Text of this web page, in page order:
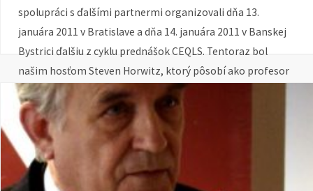
spolupráci s ďalšími partnermi organizovali dňa 13.
januára 2011 v Bratislave a dňa 14. januára 2011 v Banskej
Bystrici ďalšiu z cyklu prednášok CEQLS. Tentoraz bol
našim hosťom Steven Horwitz, ktorý pôsobí ako profesor
ekonómie na St. Lawrence University (USA). Videozáznam a
prezentáciu z prednášky nájdete tu.